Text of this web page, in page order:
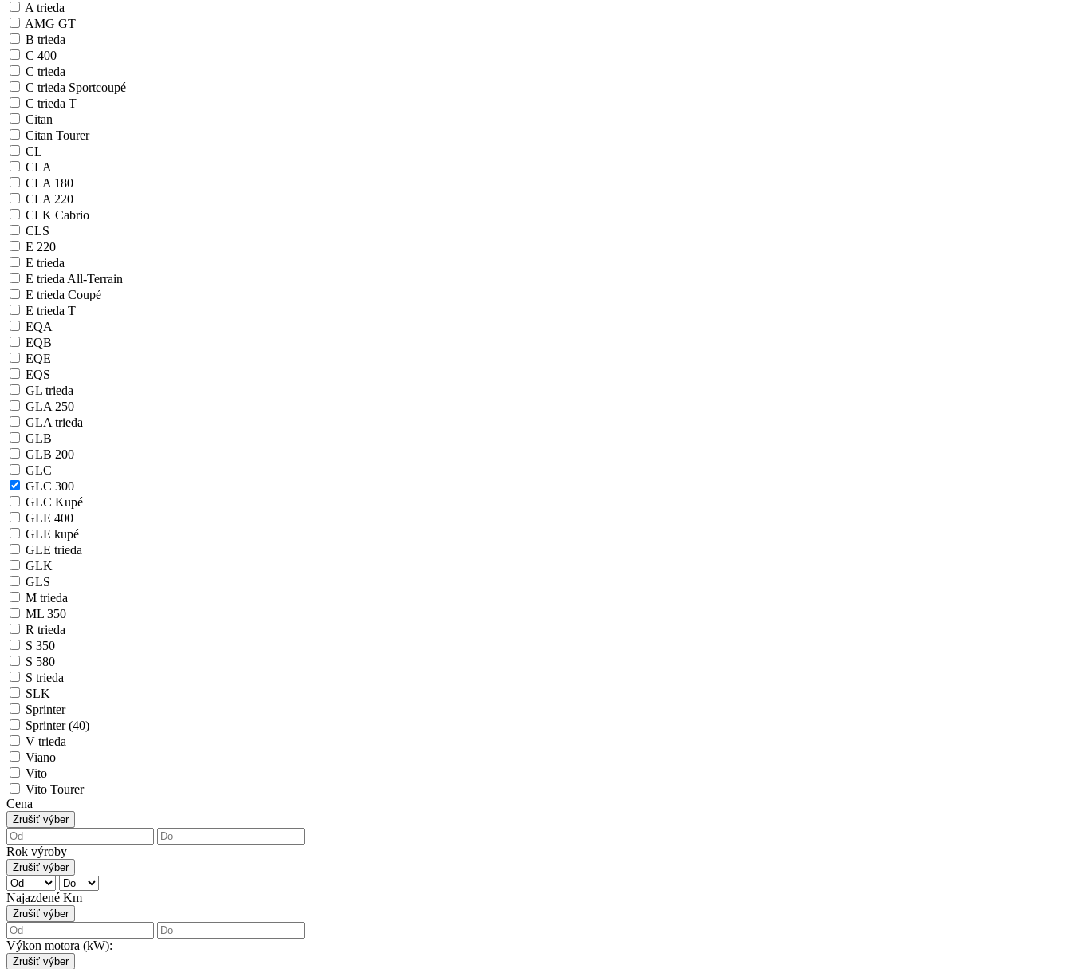
A trieda
AMG GT
B trieda
C 400
C trieda
C trieda Sportcoupé
C trieda T
Citan
Citan Tourer
CL
CLA
CLA 180
CLA 220
CLK Cabrio
CLS
E 220
E trieda
E trieda All-Terrain
E trieda Coupé
E trieda T
EQA
EQB
EQE
EQS
GL trieda
GLA 250
GLA trieda
GLB
GLB 200
GLC
GLC 300
GLC Kupé
GLE 400
GLE kupé
GLE trieda
GLK
GLS
M trieda
ML 350
R trieda
S 350
S 580
S trieda
SLK
Sprinter
Sprinter (40)
V trieda
Viano
Vito
Vito Tourer
Cena
Zrušiť výber
Rok výroby
Zrušiť výber
Najazdené Km
Zrušiť výber
Výkon motora (kW):
Zrušiť výber